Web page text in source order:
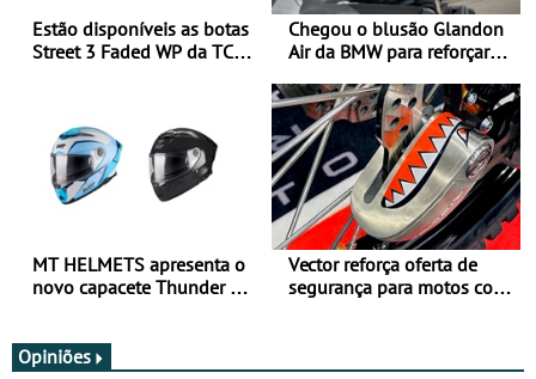
Estão disponíveis as botas
Street 3 Faded WP da TCX
Chegou o blusão Glandon
Air da BMW para reforçar
verão
MT HELMETS apresenta o
novo capacete Thunder 4 R
Vector reforça oferta de
segurança para motos com
Opiniões